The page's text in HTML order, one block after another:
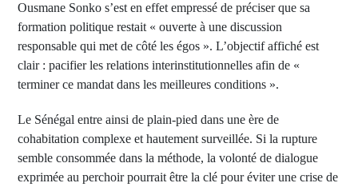
Ousmane Sonko s’est en effet empressé de préciser que sa
formation politique restait « ouverte à une discussion
responsable qui met de côté les égos ». L’objectif affiché est
clair : pacifier les relations interinstitutionnelles afin de «
terminer ce mandat dans les meilleures conditions ».
Le Sénégal entre ainsi de plain-pied dans une ère de
cohabitation complexe et hautement surveillée. Si la rupture
semble consommée dans la méthode, la volonté de dialogue
exprimée au perchoir pourrait être la clé pour éviter une crise de